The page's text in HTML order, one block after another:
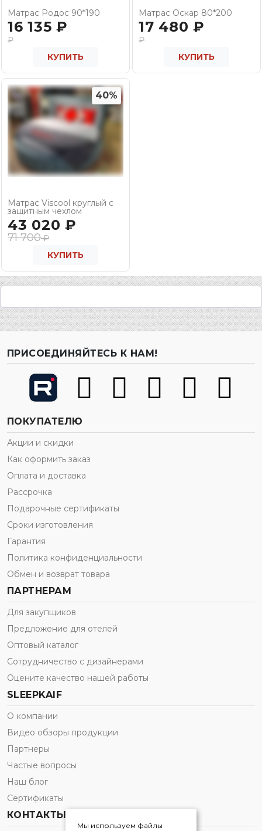
Мы используем файлы
Матрас Родос 90*190
16 135 ₽
₽
КУПИТЬ
Матрас Оскар 80*200
17 480 ₽
₽
КУПИТЬ
40%
Матрас Viscool круглый с
защитным чехлом
43 020 ₽
71 700₽
КУПИТЬ
ПРИСОЕДИНЯЙТЕСЬ К НАМ!
ПОКУПАТЕЛЮ
Акции и скидки
Как оформить заказ
Оплата и доставка
Рассрочка
Подарочные сертификаты
Сроки изготовления
Гарантия
Политика конфиденциальности
Обмен и возврат товара
ПАРТНЕРАМ
Для закупщиков
Предложение для отелей
Оптовый каталог
Сотрудничество с дизайнерами
Оцените качество нашей работы
SLEEPKAIF
О компании
Видео обзоры продукции
Партнеры
Частые вопросы
Наш блог
Сертификаты
КОНТАКТЫ